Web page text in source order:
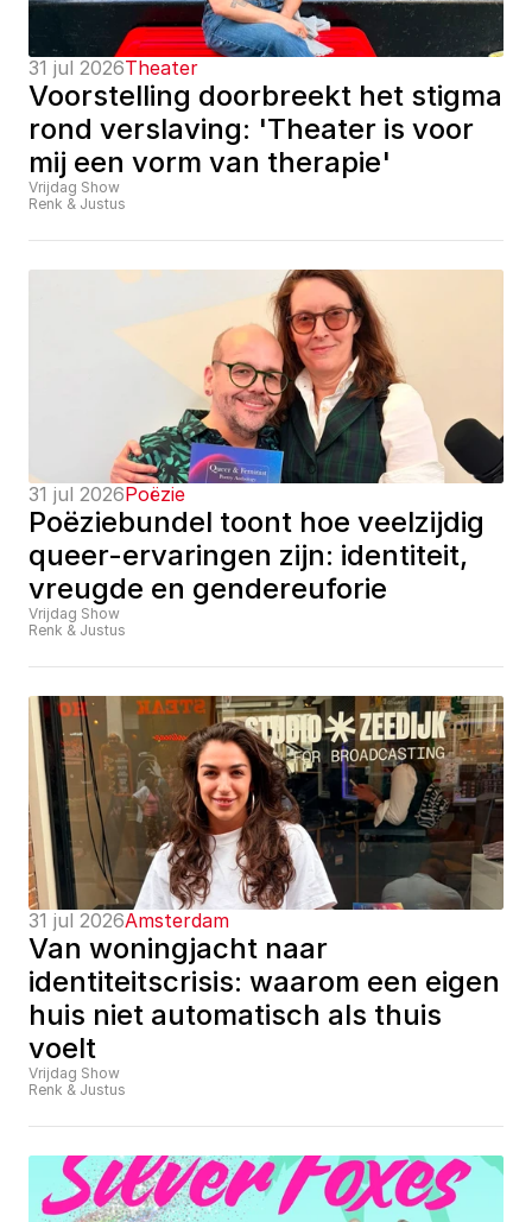
31 jul 2026Theater
Voorstelling doorbreekt het stigma
rond verslaving: 'Theater is voor
mij een vorm van therapie'
Vrijdag Show
Renk & Justus
31 jul 2026Poëzie
Poëziebundel toont hoe veelzijdig
queer-ervaringen zijn: identiteit,
vreugde en gendereuforie
Vrijdag Show
Renk & Justus
31 jul 2026Amsterdam
Van woningjacht naar
identiteitscrisis: waarom een eigen
huis niet automatisch als thuis
voelt
Vrijdag Show
Renk & Justus